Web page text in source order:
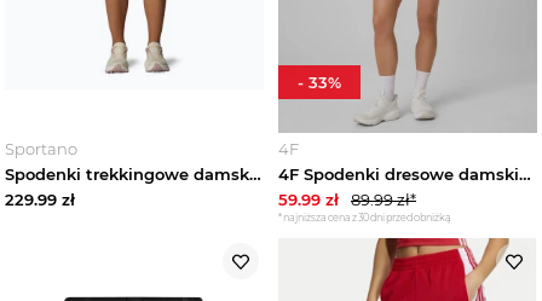
Sportano
Spodenki trekkingowe damskie The North Face Refina 8" deep nori Zielony
229.99 zł
4F
4F Spodenki dresowe damskie - beżowe S
59.99 zł 89.99zł*
*najniższa cena z 30 dni przed obniżką
- 33%